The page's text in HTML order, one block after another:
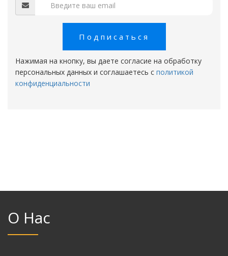
Подписаться
Нажимая на кнопку, вы даете согласие на обработку
персональных данных и соглашаетесь c политикой
конфиденциальности
О Нас